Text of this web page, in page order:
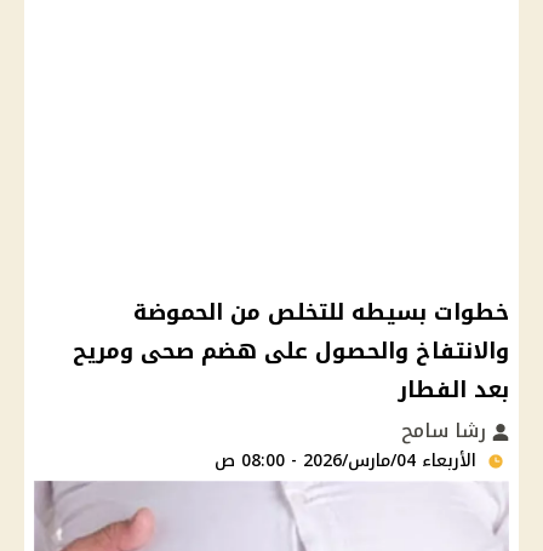
خطوات بسيطه للتخلص من الحموضة
والانتفاخ والحصول على هضم صحى ومريح
بعد الفطار
رشا سامح
الأربعاء 04/مارس/2026 - 08:00 ص